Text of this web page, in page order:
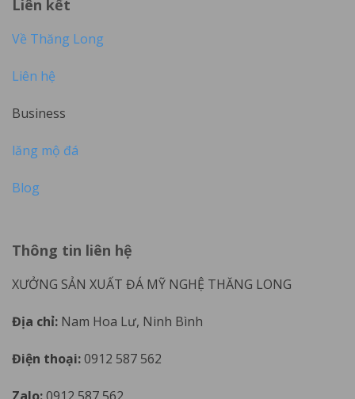
Liên kết
Về Thăng Long
Liên hệ
Business
lăng mộ đá
Blog
Thông tin liên hệ
XƯỞNG SẢN XUẤT ĐÁ MỸ NGHỆ THĂNG LONG
Địa chỉ: Nam Hoa Lư, Ninh Bình
Điện thoại:0912 587 562